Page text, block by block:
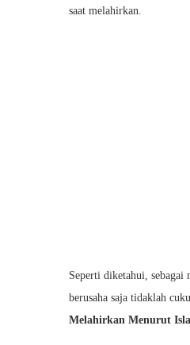
saat melahirkan.
Seperti diketahui, sebagai
berusaha saja tidaklah
Melahirkan Menurut